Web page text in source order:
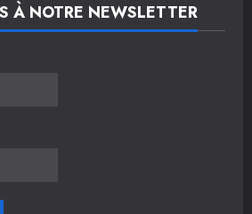
À NOTRE NEWSLETTER